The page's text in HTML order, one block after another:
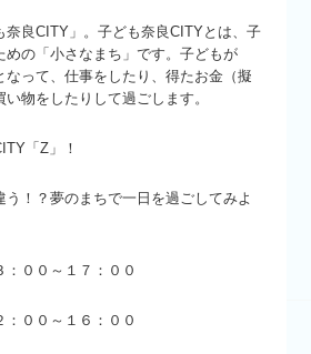
奈良CITY」。子ども奈良CITYとは、子
めの「小さなまち」です。子どもが
なって、仕事をしたり、得たお金（擬
物をしたりして過ごします。
「 Z」！
！？夢のまちで一日を過ごしてみよ
００～１７：００
００～１６：００